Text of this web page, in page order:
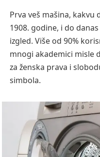
Prva veš mašina, kakvu
1908. godine, i do
izgled. Više od 90%
mnogi akademici misle
za ženska prava i
simbola.